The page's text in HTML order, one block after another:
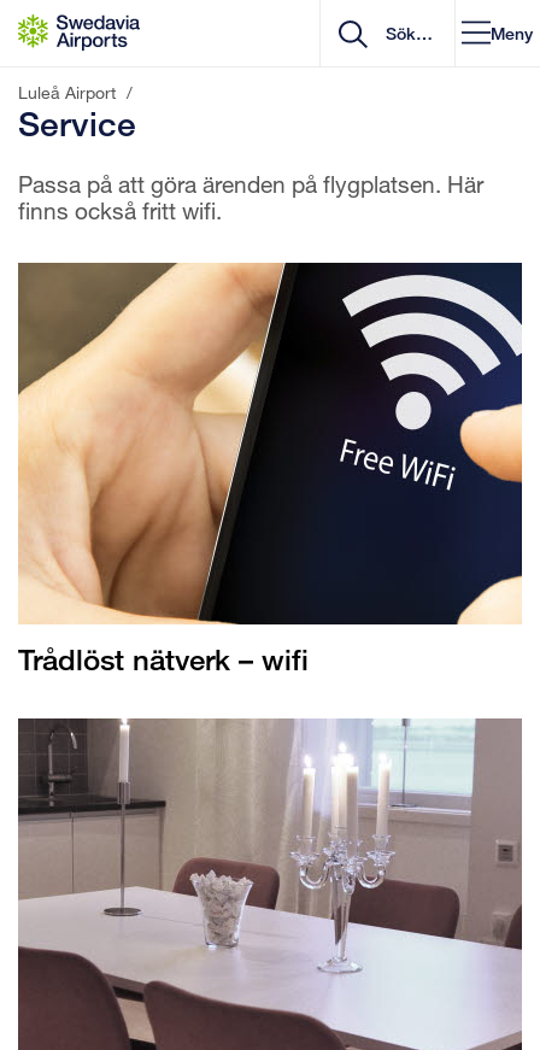
Gå till innehåll
Meny
Luleå Airport /
Service
Passa på att göra ärenden på flygplatsen. Här
finns också fritt wifi.
Trådlöst nätverk – wifi